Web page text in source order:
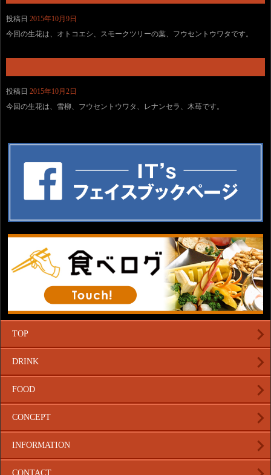
投稿日 2015年10月9日
今回の生花は、オトコエシ、スモークツリーの葉、フウセントウワタです。
投稿日 2015年10月2日
今回の生花は、雪柳、フウセントウワタ、レナンセラ、木苺です。
TOP
DRINK
FOOD
CONCEPT
INFORMATION
CONTACT